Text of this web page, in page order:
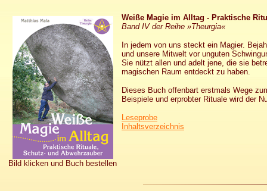
Bild klicken und Buch bestellen
Weiße Magie im Alltag - Praktische
Band IV der Reihe »Theurgia«
In jedem von uns steckt ein Magier.
und unsere Mitwelt vor unguten
Sie nützt allen und adelt jene, die sie
magischen Raum entdeckt zu haben.
Dieses Buch offenbart erstmals Wege
Beispiele und erprobter Rituale wird der
Leseprobe
Inhaltsverzeichnis